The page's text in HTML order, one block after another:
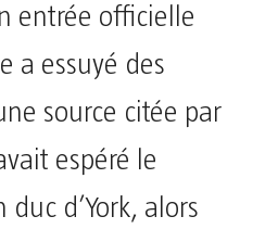
entrée officielle
a essuyé des
source citée par
espéré le
d’York, alors